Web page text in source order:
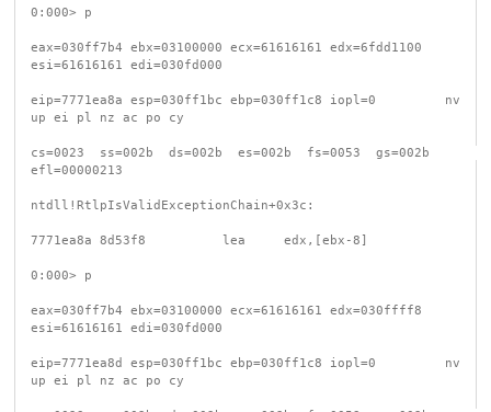
0:000> p
eax=030ff7b4 ebx=03100000 ecx=61616161 edx=6fdd1100
esi=61616161 edi=030fd000
eip=7771ea8a esp=030ff1bc ebp=030ff1c8 iopl=0         nv
up ei pl nz ac po cy
cs=0023  ss=002b  ds=002b  es=002b  fs=0053  gs=002b
efl=00000213
ntdll!RtlpIsValidExceptionChain+0x3c:
7771ea8a 8d53f8          lea     edx,[ebx-8]
0:000> p
eax=030ff7b4 ebx=03100000 ecx=61616161 edx=030ffff8
esi=61616161 edi=030fd000
eip=7771ea8d esp=030ff1bc ebp=030ff1c8 iopl=0         nv
up ei pl nz ac po cy